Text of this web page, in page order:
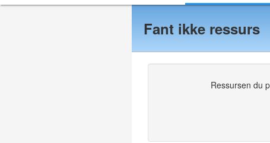
Fant ikke ressurs
Ressursen du